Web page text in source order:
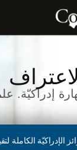
الاعتراف
إدراكيّة.
الإدراكيّة الكاملة